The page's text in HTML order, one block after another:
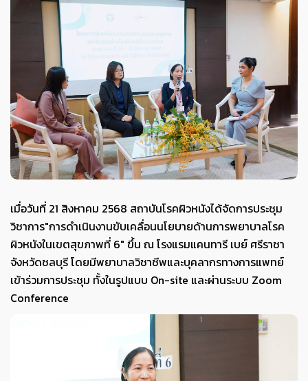
เมื่อวันที่ 21 สิงหาคม 2568 สถาบันโรคผิวหนังได้จัดการประชุม
วิชาการ"การดำเนินงานขับเคลื่อนนโยบายด้านการพยาบาลโรค
ผิวหนังในเขตสุขภาพที่ 6" ขึ้น ณ โรงแรมแคนทารี เบย์ ศรีราชา
จังหวัดชลบุรี โดยมีพยาบาลวิชาชีพและบุคลากรทางการแพทย์
เข้าร่วมการประชุม ทั้งในรูปแบบ On-site และผ่านระบบ Zoom
Conference